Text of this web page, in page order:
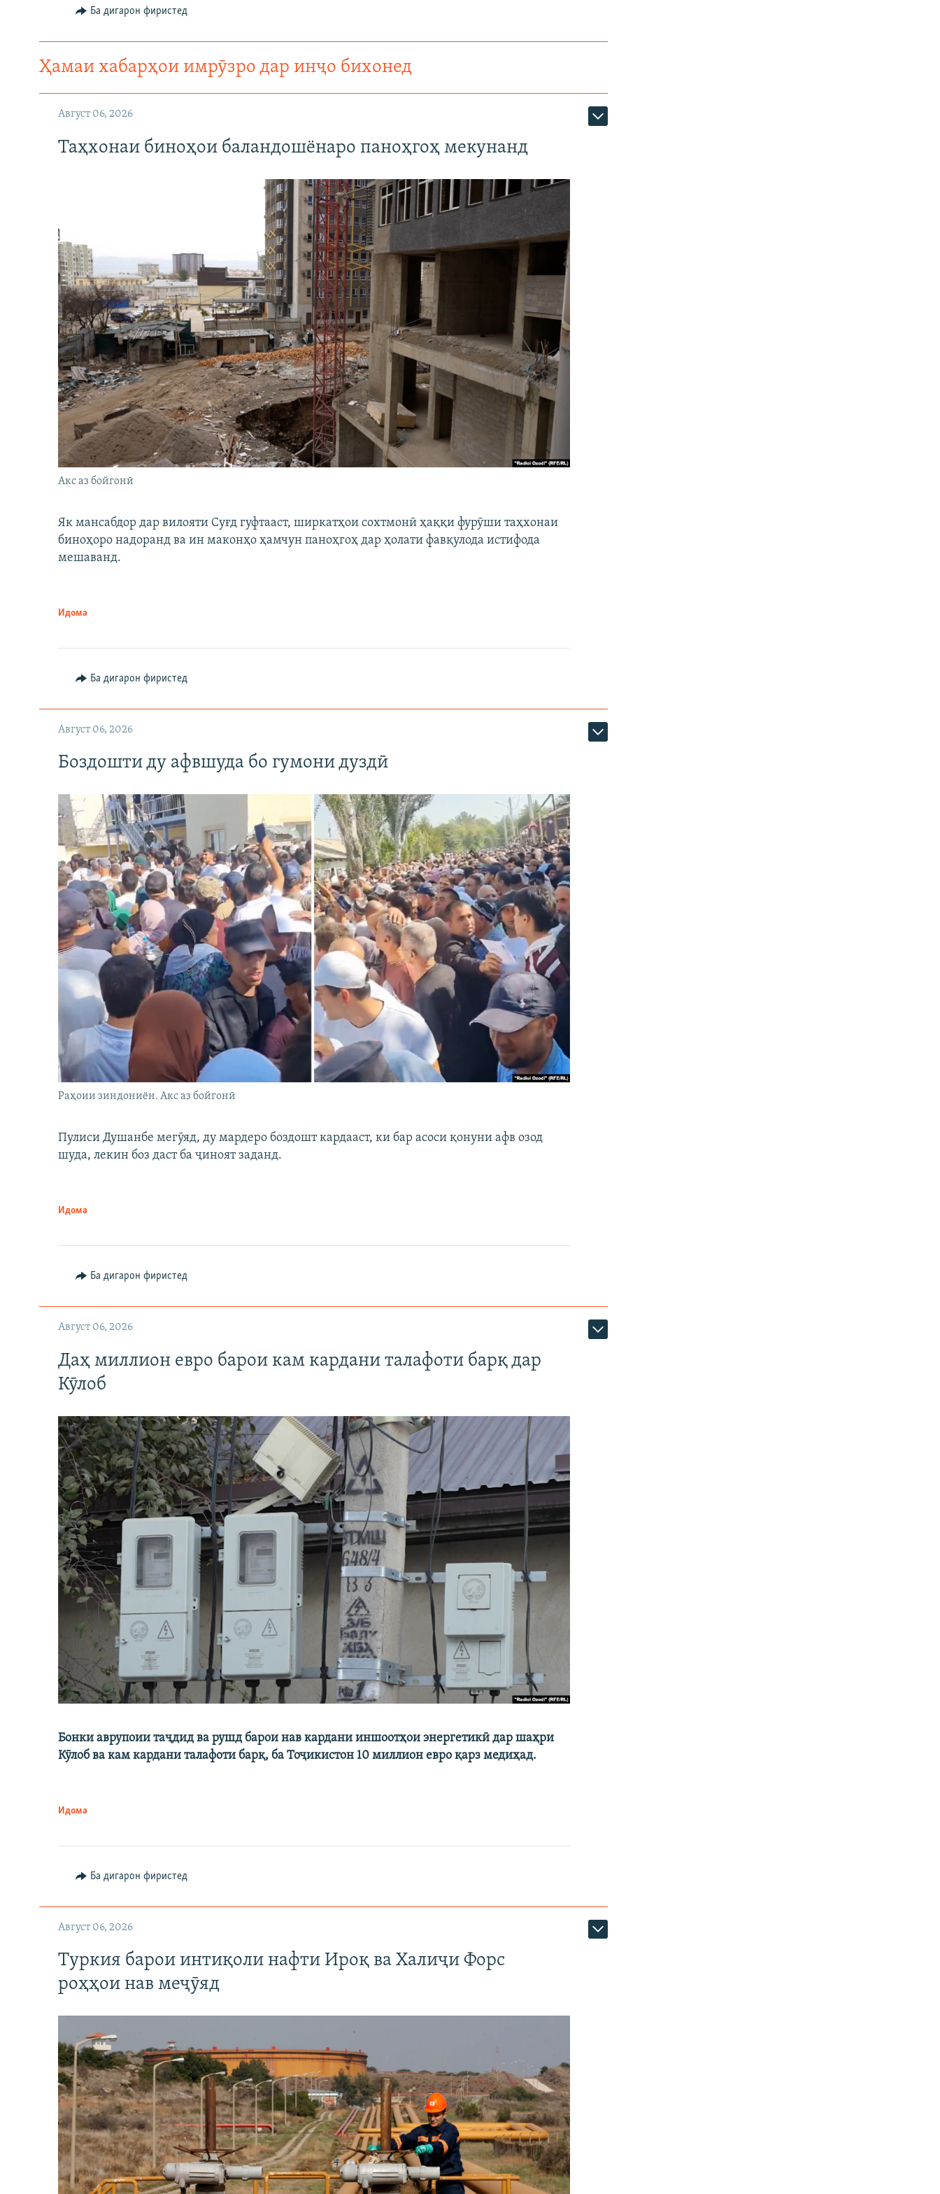
Ба дигарон фиристед
Ҳамаи хабарҳои имрӯзро дар инҷо бихонед
Август 06, 2026
Таҳхонаи биноҳои баландошёнаро паноҳгоҳ мекунанд
Акс аз бойгонӣ
Як мансабдор дар вилояти Суғд гуфтааст, ширкатҳои сохтмонӣ ҳаққи фурӯши таҳхонаи
биноҳоро надоранд ва ин маконҳо ҳамчун паноҳгоҳ дар ҳолати фавқулода истифода
мешаванд.
Идома
Ба дигарон фиристед
Август 06, 2026
Боздошти ду афвшуда бо гумони дуздӣ
Раҳоии зиндониён. Акс аз бойгонӣ
Пулиси Душанбе мегӯяд, ду мардеро боздошт кардааст, ки бар асоси қонуни афв озод
шуда, лекин боз даст ба ҷиноят заданд.
Идома
Ба дигарон фиристед
Август 06, 2026
Даҳ миллион евро барои кам кардани талафоти барқ дар
Кӯлоб
Бонки аврупоии таҷдид ва рушд барои нав кардани иншоотҳои энергетикӣ дар шаҳри
Кӯлоб ва кам кардани талафоти барқ, ба Тоҷикистон 10 миллион евро қарз медиҳад.
Идома
Ба дигарон фиристед
Август 06, 2026
Туркия барои интиқоли нафти Ироқ ва Халиҷи Форс
роҳҳои нав меҷӯяд